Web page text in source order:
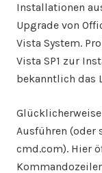
Installationen
Upgrade von
Vista System.
Vista SP1 zur
bekanntlich das
Ausführen (oder
cmd.com). Hier